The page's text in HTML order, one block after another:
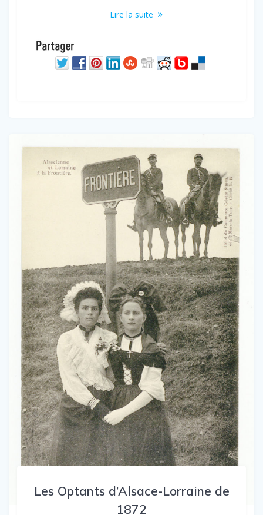
Lire la suite
Les Optants d’Alsace-Lorraine de
1872